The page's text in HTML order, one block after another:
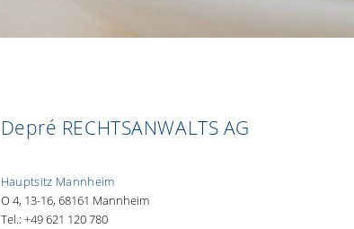
Depré RECHTSANWALTS AG
Hauptsitz Mannheim
O 4, 13-16, 68161 Mannheim
Tel.: +49 621 120 780